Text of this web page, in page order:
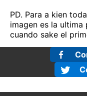
PD. Para a kien
imagen es la
cuando sake el